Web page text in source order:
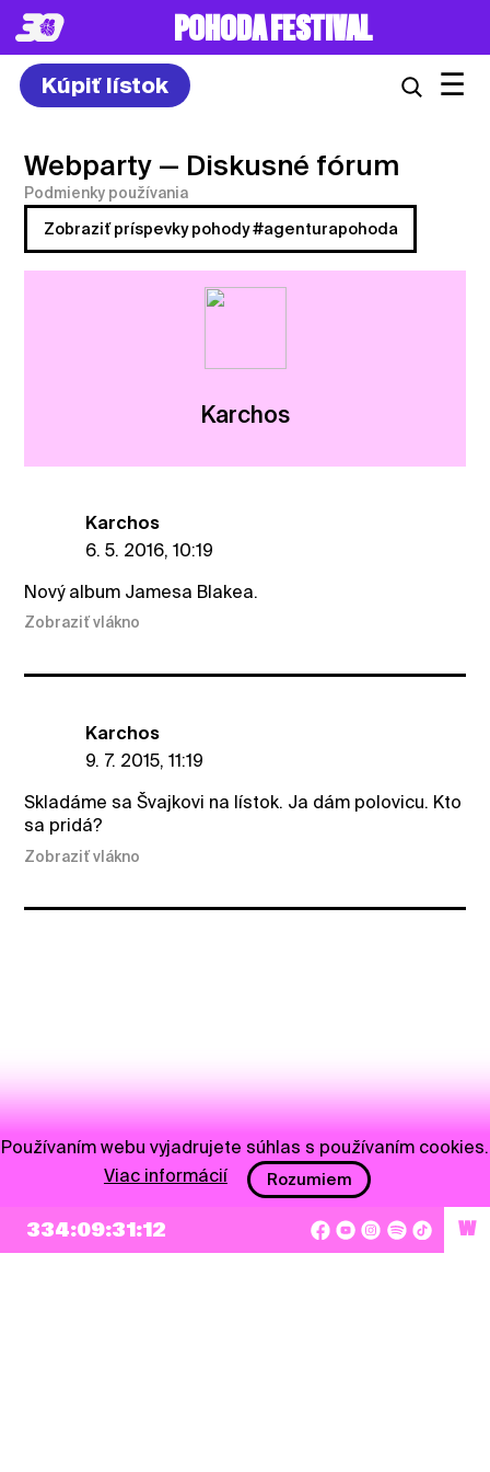
POHODA FESTIVAL
Kúpiť lístok ☰
Webparty — Diskusné fórum
Podmienky používania
Zobraziť príspevky pohody #agenturapohoda
Karchos
Karchos
6. 5. 2016, 10:19
Nový album Jamesa Blakea.
Zobraziť vlákno
Karchos
9. 7. 2015, 11:19
Skladáme sa Švajkovi na lístok. Ja dám polovicu. Kto
sa pridá?
Zobraziť vlákno
334:09:31:12 W
Používaním webu vyjadrujete súhlas s používaním cookies.
Viac informácií
Rozumiem